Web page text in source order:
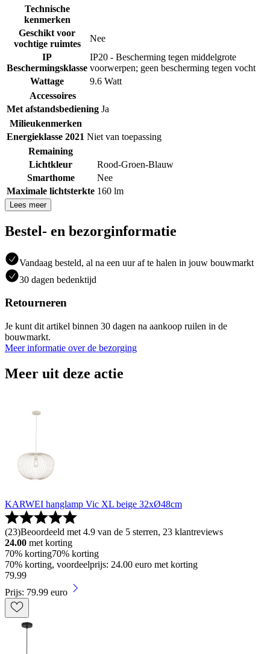
Technische
kenmerken
Geschikt voor
vochtige ruimtes
Nee
IP
Beschermingsklasse
IP20 - Bescherming tegen middelgrote
voorwerpen; geen bescherming tegen vocht
Wattage
9.6 Watt
Accessoires
Met afstandsbediening Ja
Milieukenmerken
Energieklasse 2021 Niet van toepassing
Remaining
Lichtkleur
Rood-Groen-Blauw
Smarthome
Nee
Maximale lichtsterkte 160 lm
Lees meer
Bestel- en bezorginformatie
Vandaag besteld, al na een uur af te halen in jouw bouwmarkt
30 dagen bedenktijd
Retourneren
Je kunt dit artikel binnen 30 dagen na aankoop ruilen in de
bouwmarkt.
Meer informatie over de bezorging
Meer uit deze actie
KARWEI hanglamp Vic XL beige 32xØ48cm
(23)Beoordeeld met 4.9 van de 5 sterren, 23 klantreviews
24.00 met korting
70% korting70% korting
70% korting, voordeelprijs: 24.00 euro met korting
79.99
Prijs: 79.99 euro